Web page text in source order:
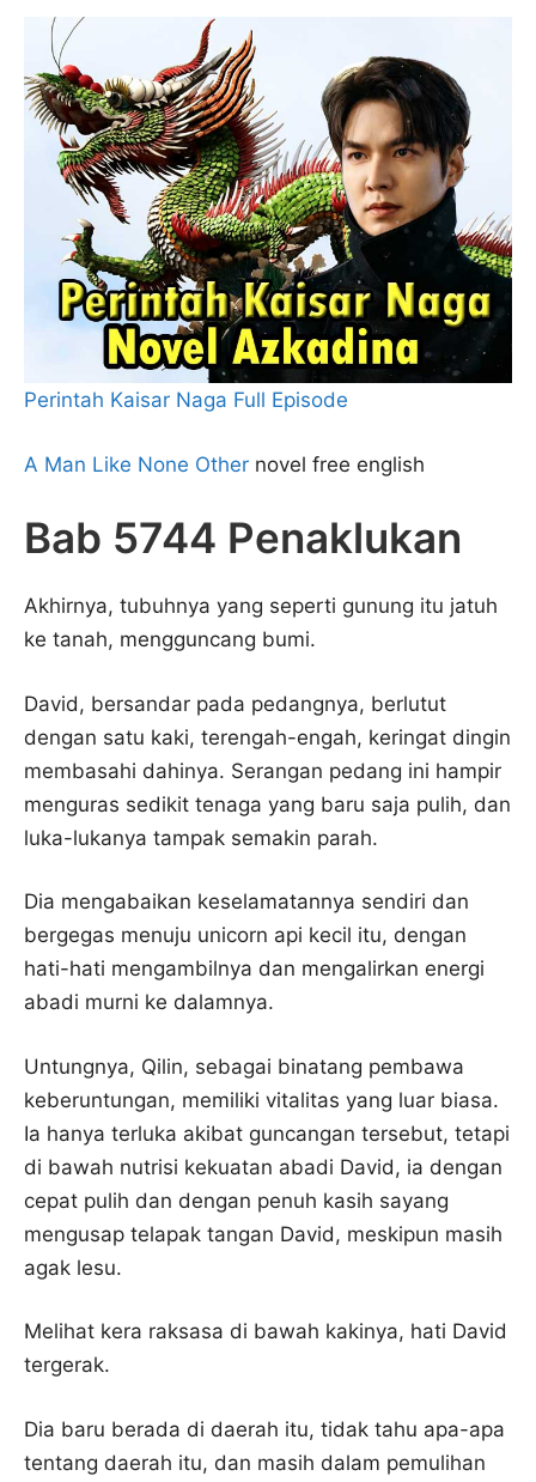
Perintah Kaisar Naga Full Episode
A Man Like None Other novel free english
Bab 5744 Penaklukan
Akhirnya, tubuhnya yang seperti gunung itu jatuh
ke tanah, mengguncang bumi.
David, bersandar pada pedangnya, berlutut
dengan satu kaki, terengah-engah, keringat dingin
membasahi dahinya. Serangan pedang ini hampir
menguras sedikit tenaga yang baru saja pulih, dan
luka-lukanya tampak semakin parah.
Dia mengabaikan keselamatannya sendiri dan
bergegas menuju unicorn api kecil itu, dengan
hati-hati mengambilnya dan mengalirkan energi
abadi murni ke dalamnya.
Untungnya, Qilin, sebagai binatang pembawa
keberuntungan, memiliki vitalitas yang luar biasa.
Ia hanya terluka akibat guncangan tersebut, tetapi
di bawah nutrisi kekuatan abadi David, ia dengan
cepat pulih dan dengan penuh kasih sayang
mengusap telapak tangan David, meskipun masih
agak lesu.
Melihat kera raksasa di bawah kakinya, hati David
tergerak.
Dia baru berada di daerah itu, tidak tahu apa-apa
tentang daerah itu, dan masih dalam pemulihan